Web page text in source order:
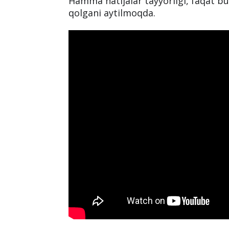
qolgani aytilmoqda.